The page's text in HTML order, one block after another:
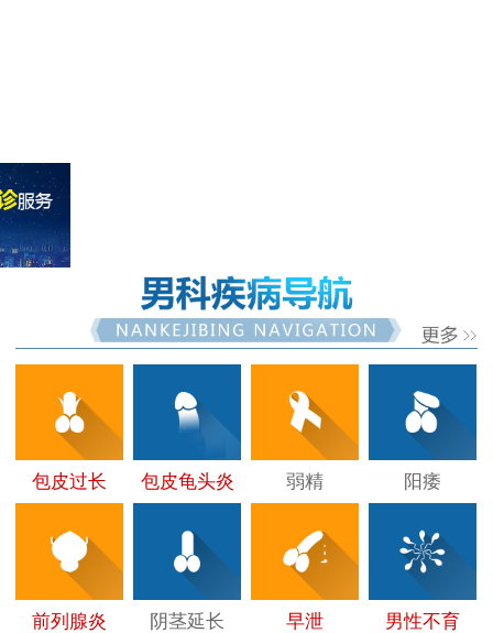
包皮过长 包皮龟头炎 弱精 阳痿
前列腺炎 阴茎延长 早泄 男性不育